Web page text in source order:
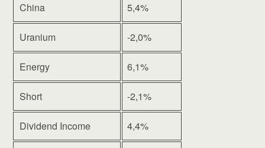
China 5,4%
Uranium -2,0%
Energy 6,1%
Short -2,1%
Dividend Income 4,4%